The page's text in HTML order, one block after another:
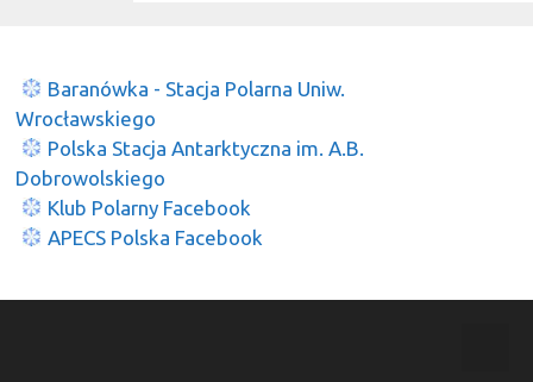
Baranówka - Stacja Polarna Uniw.
Wrocławskiego
Polska Stacja Antarktyczna im. A.B.
Dobrowolskiego
Klub Polarny Facebook
APECS Polska Facebook